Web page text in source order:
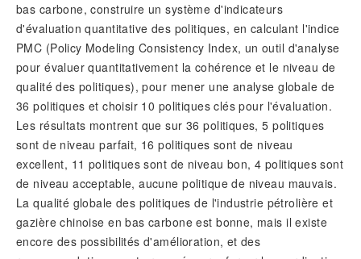
bas carbone, construire un système d'indicateurs
d'évaluation quantitative des politiques, en calculant l'indice
PMC (Policy Modeling Consistency Index, un outil d'analyse
pour évaluer quantitativement la cohérence et le niveau de
qualité des politiques), pour mener une analyse globale de
36 politiques et choisir 10 politiques clés pour l'évaluation.
Les résultats montrent que sur 36 politiques, 5 politiques
sont de niveau parfait, 16 politiques sont de niveau
excellent, 11 politiques sont de niveau bon, 4 politiques sont
de niveau acceptable, aucune politique de niveau mauvais.
La qualité globale des politiques de l'industrie pétrolière et
gazière chinoise en bas carbone est bonne, mais il existe
encore des possibilités d'amélioration, et des